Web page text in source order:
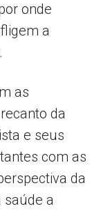
onde
a
as
da
e seus
com as
da
saúde a